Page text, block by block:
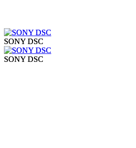
SONY DSC
SONY DSC
SONY DSC
SONY DSC